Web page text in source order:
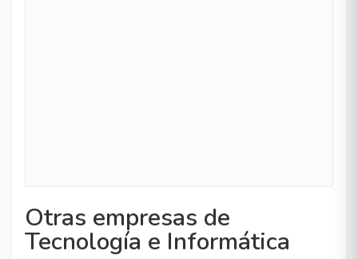
Otras empresas de
Tecnología e Informática